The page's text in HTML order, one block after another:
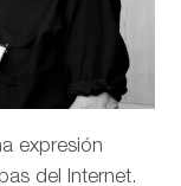
expresión
del Internet.